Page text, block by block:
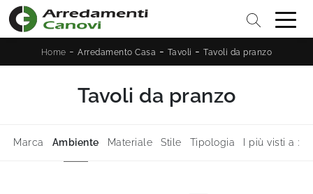
Home -Arredamento Casa - Tavoli -Tavoli da pranzo
Tavoli da pranzo
Marca Ambiente Materiale Stile Tipologia I più visti a :